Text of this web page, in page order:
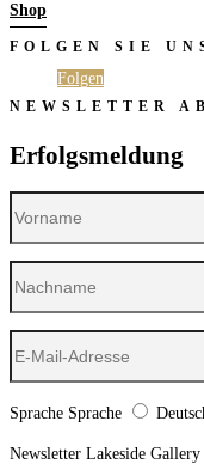
Shop
FOLGEN SIE
Folgen
NEWSLETTER
Erfolgsmeldung
Sprache Sprache
Newsletter Lakeside Gallery